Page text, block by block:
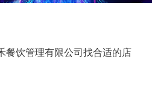
餐饮管理有限公司找合适的店